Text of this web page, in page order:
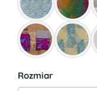
Rozmiar